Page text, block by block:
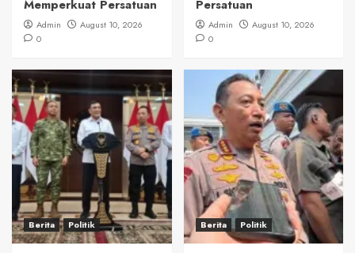
Memperkuat Persatuan
Admin
August 10, 2026
0
Persatuan
Admin
August 10, 2026
0
Berita Politik Berita Politik